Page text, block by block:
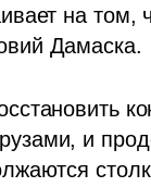
на том,
Дамаска.
и